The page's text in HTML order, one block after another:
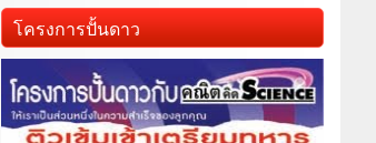
โครงการปั้นดาว